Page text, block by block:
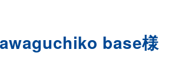
base様